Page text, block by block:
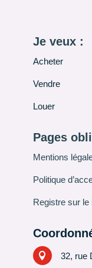
Je veux :
Acheter
Vendre
Louer
Pages
Mentions
Politique
Registre sur le
 32, rue